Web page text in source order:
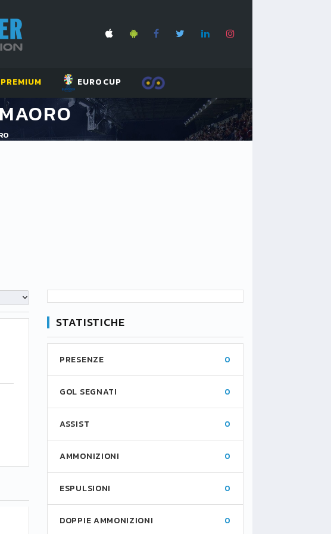
PREMIUM EUROCUP
STATISTICHE
PRESENZE 0
GOL SEGNATI 0
ASSIST 0
AMMONIZIONI 0
ESPULSIONI 0
DOPPIE AMMONIZIONI 0